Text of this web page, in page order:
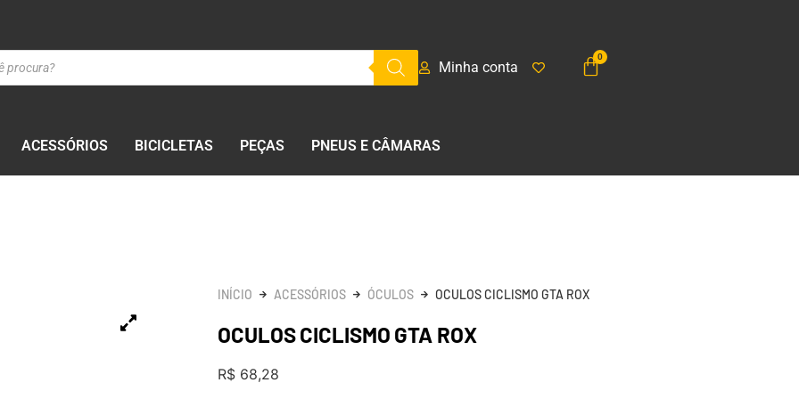
Minha conta
ACESSÓRIOS BICICLETAS PEÇAS PNEUS E CÂMARAS
INÍCIO ACESSÓRIOS ÓCULOS OCULOS CICLISMO GTA ROX
OCULOS CICLISMO GTA ROX
R$ 68,28